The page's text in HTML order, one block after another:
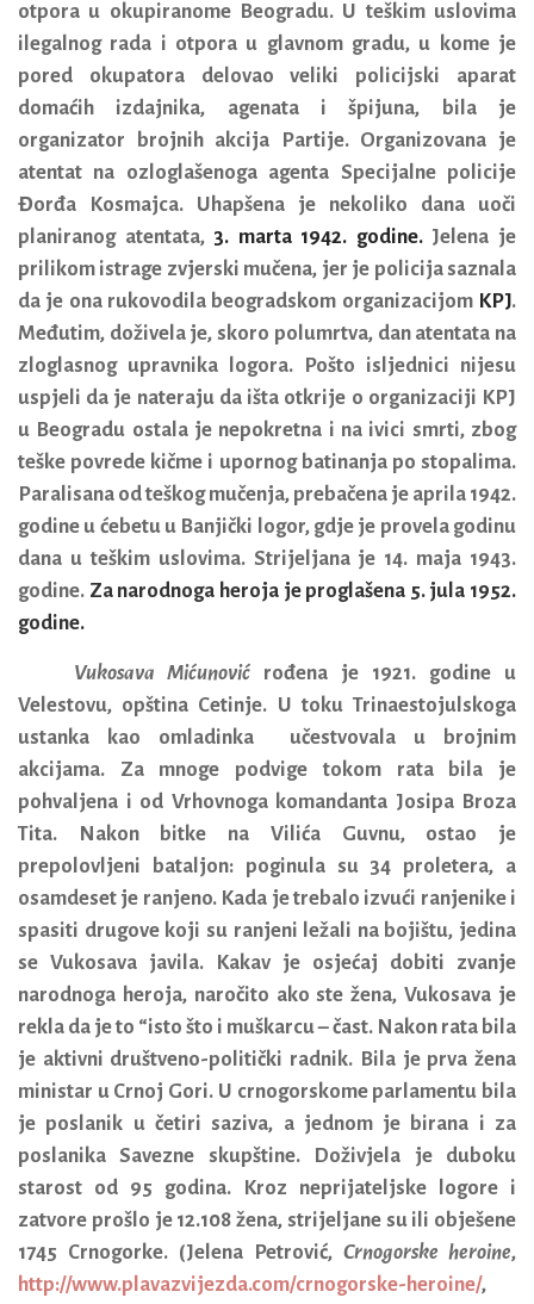
otpora u okupiranome Beogradu. U teškim uslovima
ilegalnog rada i otpora u glavnom gradu, u kome je
pored okupatora delovao veliki policijski aparat
domaćih izdajnika, agenata i špijuna, bila je
organizator brojnih akcija Partije. Organizovana je
atentat na ozloglašenoga agenta Specijalne policije
Đorđa Kosmajca. Uhapšena je nekoliko dana uoči
planiranog atentata,3. marta 1942. godine. Jelena je
prilikom istrage zvjerski mučena, jer je policija saznala
da je ona rukovodila beogradskom organizacijomKPJ.
Međutim, doživela je, skoro polumrtva, dan atentata na
zloglasnog upravnika logora. Pošto isljednici nijesu
uspjeli da je nateraju da išta otkrije o organizaciji KPJ
u Beogradu ostala je nepokretna i na ivici smrti, zbog
teške povrede kičme i upornog batinanja po stopalima.
Paralisana od teškog mučenja, prebačena je aprila 1942.
godine u ćebetu u Banjički logor, gdje je provela godinu
dana u teškim uslovima. Strijeljana je 14. maja 1943.
godine. Za narodnoga heroja je proglašena 5. jula 1952.
godine.
Vukosava Mićunović rođena je 1921. godine u
Velestovu, opština Cetinje. U toku Trinaestojulskoga
ustanka kao omladinka učestvovala u brojnim
akcijama. Za mnoge podvige tokom rata bila je
pohvaljena i od Vrhovnoga komandanta Josipa Broza
Tita. Nakon bitke na Vilića Guvnu, ostao je
prepolovljeni bataljon: poginula su 34 proletera, a
osamdeset je ranjeno. Kada je trebalo izvući ranjenike i
spasiti drugove koji su ranjeni ležali na bojištu, jedina
se Vukosava javila. Kakav je osjećaj dobiti zvanje
narodnoga heroja, naročito ako ste žena, Vukosava je
rekla da je to “isto što i muškarcu – čast. Nakon rata bila
je aktivni društveno-politički radnik. Bila je prva žena
ministar u Crnoj Gori. U crnogorskome parlamentu bila
je poslanik u četiri saziva, a jednom je birana i za
poslanika Savezne skupštine. Doživjela je duboku
starost od 95 godina. Kroz neprijateljske logore i
zatvore prošlo je 12.108 žena, strijeljane su ili obješene
1745 Crnogorke. (Jelena Petrović, Crnogorske heroine,
http://www.plavazvijezda.com/crnogorske-heroine/,